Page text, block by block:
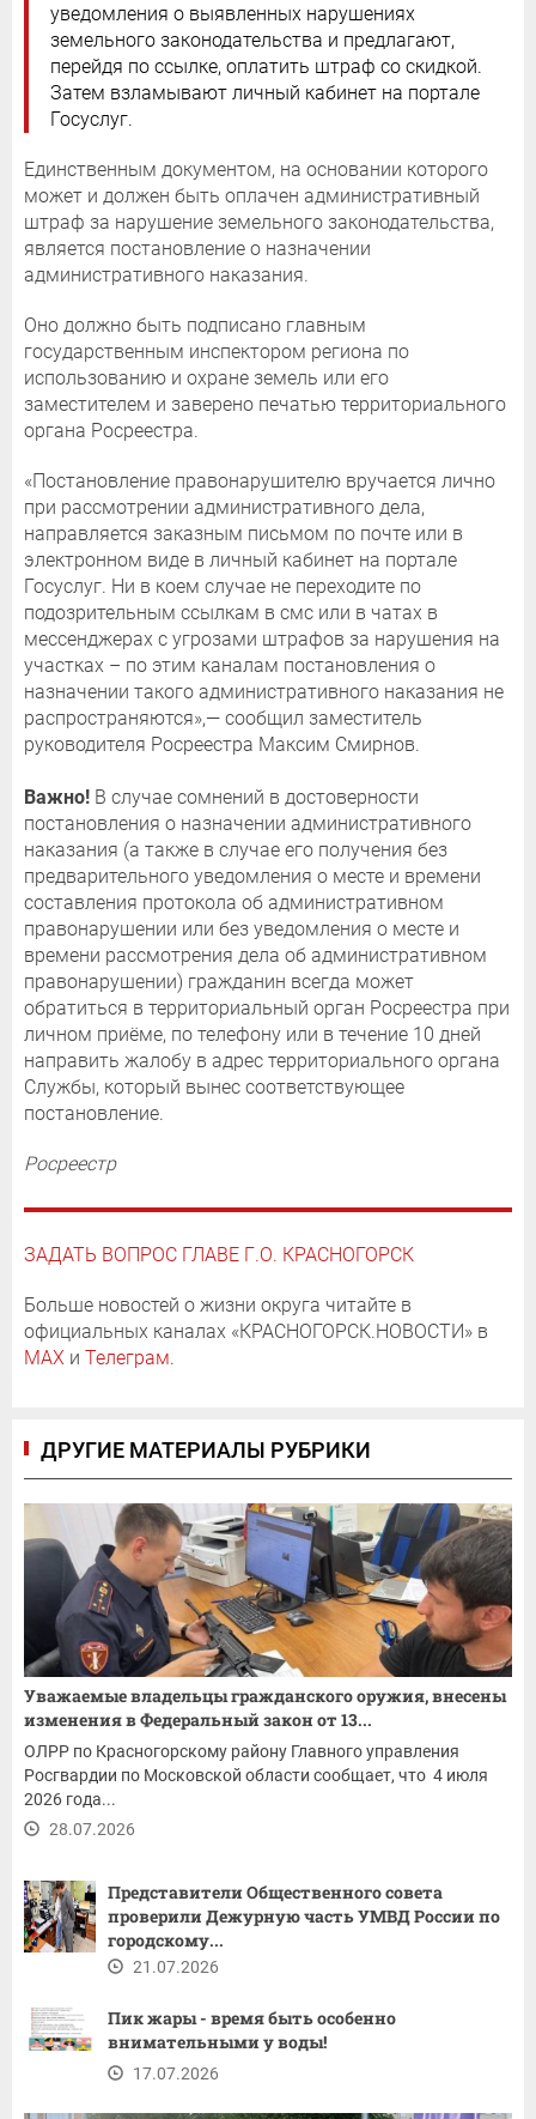
уведомления о выявленных нарушениях
земельного законодательства и предлагают,
перейдя по ссылке, оплатить штраф со скидкой.
Затем взламывают личный кабинет на портале
Госуслуг.
Единственным документом, на основании которого
может и должен быть оплачен административный
штраф за нарушение земельного законодательства,
является постановление о назначении
административного наказания.
Оно должно быть подписано главным
государственным инспектором региона по
использованию и охране земель или его
заместителем и заверено печатью территориального
органа Росреестра.
«Постановление правонарушителю вручается лично
при рассмотрении административного дела,
направляется заказным письмом по почте или в
электронном виде в личный кабинет на портале
Госуслуг. Ни в коем случае не переходите по
подозрительным ссылкам в смс или в чатах в
мессенджерах с угрозами штрафов за нарушения на
участках – по этим каналам постановления о
назначении такого административного наказания не
распространяются»,— сообщил заместитель
руководителя Росреестра Максим Смирнов.
Важно! В случае сомнений в достоверности
постановления о назначении административного
наказания (а также в случае его получения без
предварительного уведомления о месте и времени
составления протокола об административном
правонарушении или без уведомления о месте и
времени рассмотрения дела об административном
правонарушении) гражданин всегда может
обратиться в территориальный орган Росреестра при
личном приёме, по телефону или в течение 10 дней
направить жалобу в адрес территориального органа
Службы, который вынес соответствующее
постановление.
Росреестр
ЗАДАТЬ ВОПРОС ГЛАВЕ Г.О. КРАСНОГОРСК
Больше новостей о жизни округа читайте в
официальных каналах «КРАСНОГОРСК.НОВОСТИ» в
MAX и Телеграм.
ДРУГИЕ МАТЕРИАЛЫ РУБРИКИ
Уважаемые владельцы гражданского оружия, внесены
изменения в Федеральный закон от 13...
ОЛРР по Красногорскому району Главного управления
Росгвардии по Московской области сообщает, что 4 июля
2026 года...
28.07.2026
Представители Общественного совета
проверили Дежурную часть УМВД России по
городскому...
21.07.2026
Пик жары - время быть особенно
внимательными у воды!
17.07.2026